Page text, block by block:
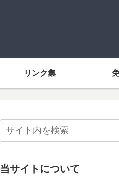
リンク集
当サイトについて